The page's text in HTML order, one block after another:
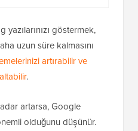
göstermek,
uzun süre kalmasını
artırabilir ve
.
artarsa, Google
olduğunu düşünür.